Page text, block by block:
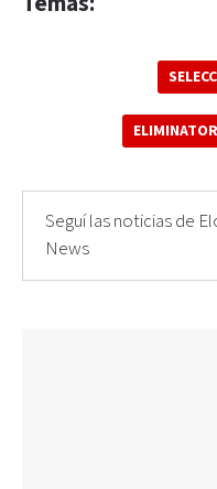
Seguí las noticias de
News